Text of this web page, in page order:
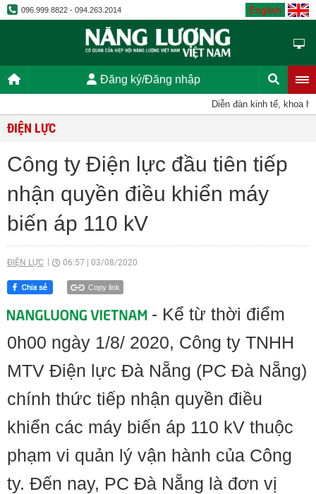
096.999.8822 - 094.263.2014 English
Đăng ký/Đăng nhập
Diễn đàn kinh tế, khoa
ĐIỆN LỰC
Công ty Điện lực đầu tiên tiếp
nhận quyền điều khiển máy
biến áp 110 kV
ĐIỆN LỰC 06:57 03/08/2020
Copy link
- Kể từ thời điểm
0h00 ngày 1/8/ 2020, Công ty TNHH
MTV Điện lực Đà Nẵng (PC Đà Nẵng)
chính thức tiếp nhận quyền điều
khiển các máy biến áp 110 kV thuộc
phạm vi quản lý vận hành của Công
ty. Đến nay, PC Đà Nẵng là đơn vị